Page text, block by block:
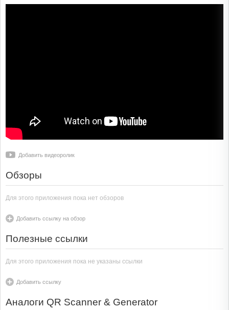
Добавить видеоролик
Обзоры
Для этого приложения пока нет обзоров
Добавить ссылку на обзор
Полезные ссылки
Для этого приложения пока не указаны ссылки
Добавить ссылку
Аналоги QR Scanner & Generator